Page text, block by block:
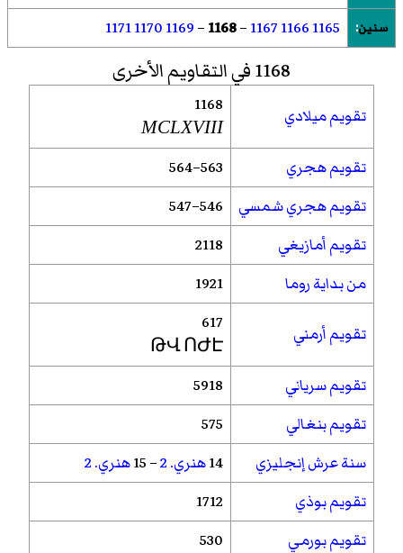
سنين:
1165
1166
1167
–
1168
–
1169
1170
1171
1168 في التقاويم الأخرى
تقويم ميلادي 1168
MCLXVIII
تقويم هجري
563–564
تقويم هجري شمسي
546–547
تقويم أمازيغي
2118
من بداية روما
1921
تقويم أرمني
617
ԹՎ ՈԺԷ
تقويم سرياني
5918
تقويم بنغالي
575
سنة عرش إنجليزي
14هنري. 2 – 15
هنري. 2
تقويم بوذي
1712
تقويم بورمي
530